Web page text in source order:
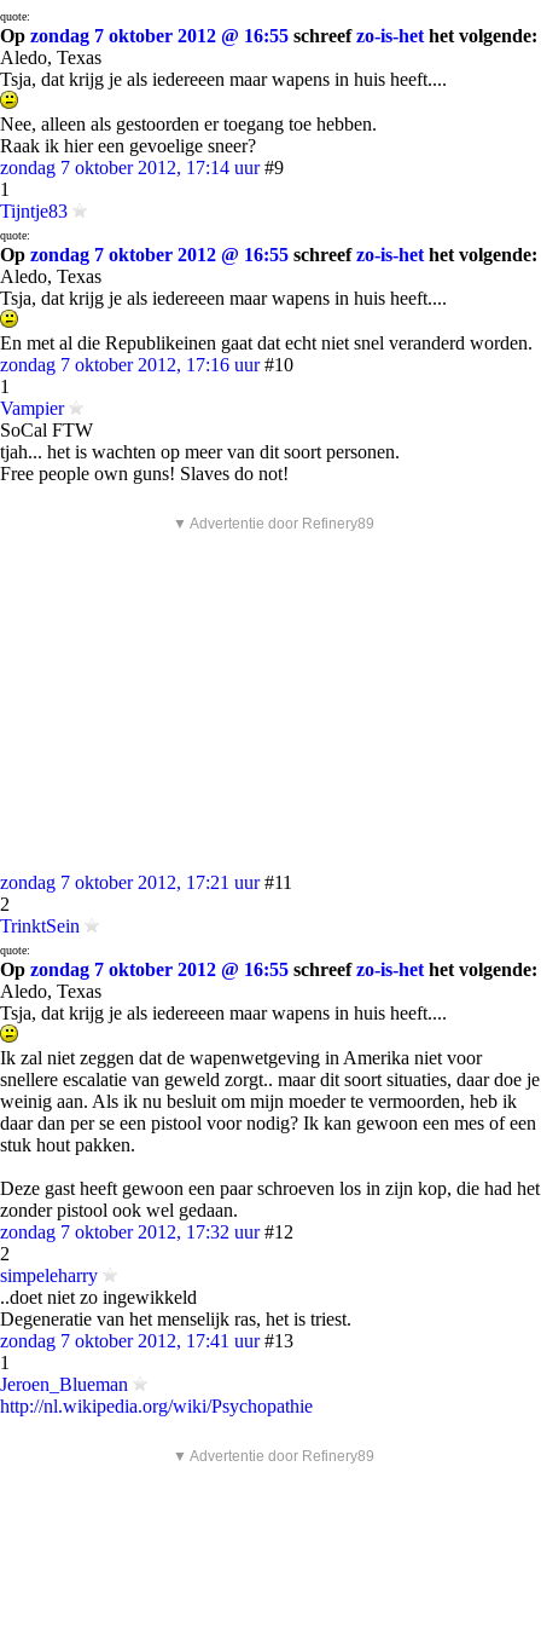
quote:
Op zondag 7 oktober 2012 @ 16:55 schreefzo-is-het het volgende:
Aledo, Texas
Tsja, dat krijg je als iedereeen maar wapens in huis heeft....
Nee, alleen als gestoorden er toegang toe hebben.
Raak ik hier een gevoelige sneer?
zondag 7 oktober 2012, 17:14 uur #9
1
Tijntje83
quote:
Op zondag 7 oktober 2012 @ 16:55 schreefzo-is-het het volgende:
Aledo, Texas
Tsja, dat krijg je als iedereeen maar wapens in huis heeft....
En met al die Republikeinen gaat dat echt niet snel veranderd worden.
zondag 7 oktober 2012, 17:16 uur #10
1
Vampier
SoCal FTW
tjah... het is wachten op meer van dit soort personen.
Free people own guns! Slaves do not!
▼ Advertentie door Refinery89
zondag 7 oktober 2012, 17:21 uur #11
2
TrinktSein
quote:
Op zondag 7 oktober 2012 @ 16:55 schreefzo-is-het het volgende:
Aledo, Texas
Tsja, dat krijg je als iedereeen maar wapens in huis heeft....
Ik zal niet zeggen dat de wapenwetgeving in Amerika niet voor
snellere escalatie van geweld zorgt.. maar dit soort situaties, daar doe je
weinig aan. Als ik nu besluit om mijn moeder te vermoorden, heb ik
daar dan per se een pistool voor nodig? Ik kan gewoon een mes of een
stuk hout pakken.
Deze gast heeft gewoon een paar schroeven los in zijn kop, die had het
zonder pistool ook wel gedaan.
zondag 7 oktober 2012, 17:32 uur #12
2
simpeleharry
..doet niet zo ingewikkeld
Degeneratie van het menselijk ras, het is triest.
zondag 7 oktober 2012, 17:41 uur #13
1
Jeroen_Blueman
http://nl.wikipedia.org/wiki/Psychopathie
▼ Advertentie door Refinery89